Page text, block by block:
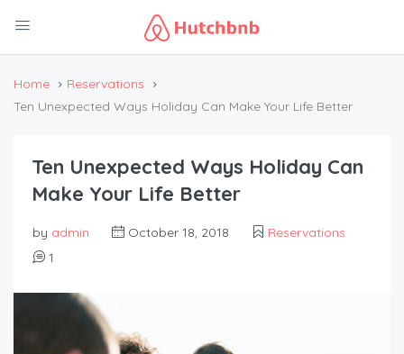
Home
Reservations
Ten Unexpected Ways Holiday Can Make Your Life Better
Ten Unexpected Ways Holiday Can
Make Your Life Better
by admin October 18, 2018
Reservations
1